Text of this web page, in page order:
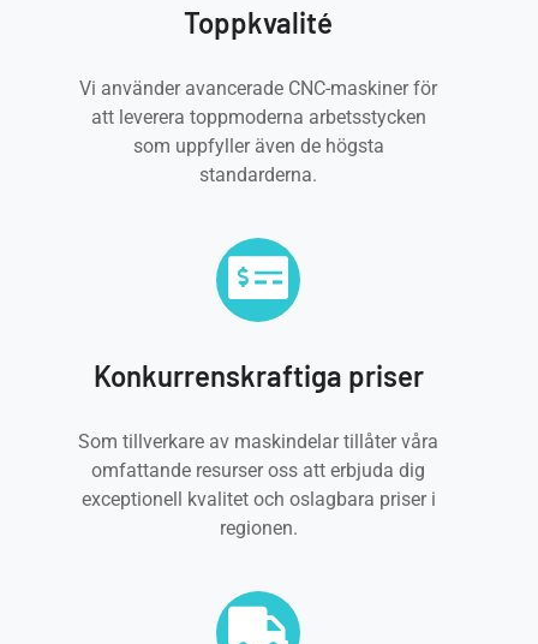
Toppkvalité
Vi använder avancerade CNC-maskiner för
att leverera toppmoderna arbetsstycken
som uppfyller även de högsta
standarderna.
Konkurrenskraftiga priser
Som tillverkare av maskindelar tillåter våra
omfattande resurser oss att erbjuda dig
exceptionell kvalitet och oslagbara priser i
regionen.